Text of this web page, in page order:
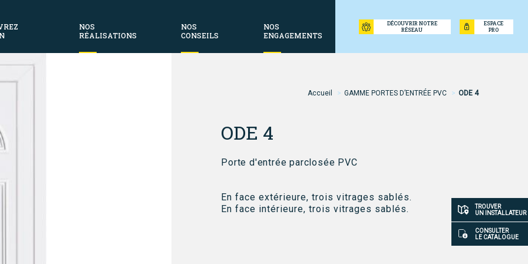
NOS
RÉALISATIONS
NOS
CONSEILS
NOS
ENGAGEMENTS
Accès
rapide
TROUVER
UN INSTALLATEUR
CONSULTER
LE CATALOGUE
DÉCOUVRIR NOTRE
RÉSEAU
ESPACE
PRO
Accueil GAMME PORTES D’ENTRÉE PVC ODE 4
ODE 4
Porte d'entrée parclosée PVC
En face extérieure, trois vitrages sablés.
En face intérieure, trois vitrages sablés.